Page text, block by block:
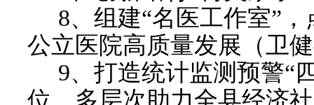
8、 组建“名医工作室”
公立医院高质量发展 （ 卫
9、 打造统计监测预警“
位、多层次助力全县经济